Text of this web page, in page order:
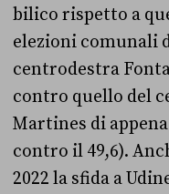
bilico rispetto a
elezioni comunali
centrodestra
contro quello del
Martines di
contro il 49,6).
2022 la sfida a